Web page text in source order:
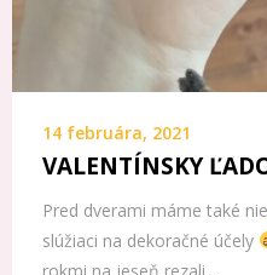
14 februára, 2021
VALENTÍNSKY
Pred dverami máme také
slúžiaci na dekoračné účely